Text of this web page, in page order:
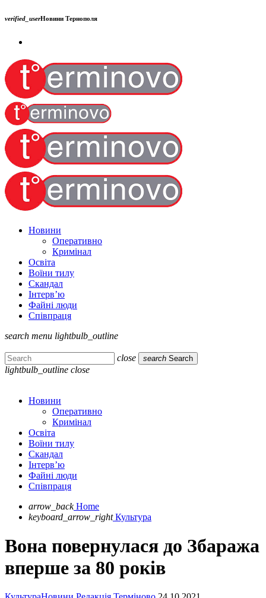
verified_userНовини Тернополя
Новини
Оперативно
Кримінал
Освіта
Воїни тилу
Скандал
Інтерв’ю
Файні люди
Співпраця
search menu lightbulb_outline
close search Search
lightbulb_outline close
Новини
Оперативно
Кримінал
Освіта
Воїни тилу
Скандал
Інтерв’ю
Файні люди
Співпраця
arrow_back Home
keyboard_arrow_right Культура
Вона повернулася до Збаража
вперше за 80 років